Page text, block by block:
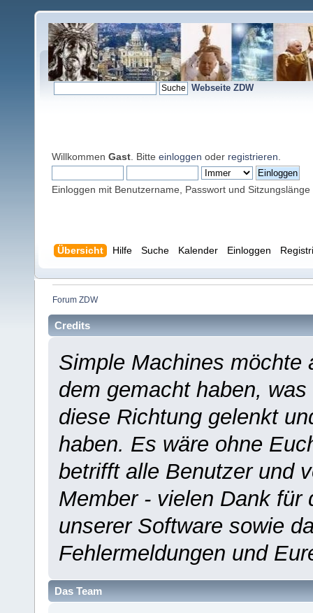
Webseite ZDW
Willkommen Gast . Bitte einloggen oder registrieren
Einloggen mit Benutzername, Passwort und Sitzungslänge
Übersicht Hilfe Suche Kalender Einloggen
Forum ZDW
Credits
Simple Machines möchte
dem gemacht haben,
diese Richtung gelenkt
haben. Es wäre ohne
betrifft alle Benutzer und
Member - vielen Dank für
unserer Software sowie
Fehlermeldungen und
Das Team